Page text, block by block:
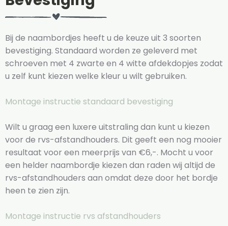
Bij de naambordjes heeft u de keuze uit 3 soorten
bevestiging. Standaard worden ze geleverd met
schroeven met 4 zwarte en 4 witte afdekdopjes zodat
u zelf kunt kiezen welke kleur u wilt gebruiken.
Montage instructie standaard bevestiging
Wilt u graag een luxere uitstraling dan kunt u kiezen
voor de rvs-afstandhouders. Dit geeft een nog mooier
resultaat voor een meerprijs van €6,-. Mocht u voor
een helder naambordje kiezen dan raden wij altijd de
rvs-afstandhouders aan omdat deze door het bordje
heen te zien zijn.
Montage instructie rvs afstandhouders